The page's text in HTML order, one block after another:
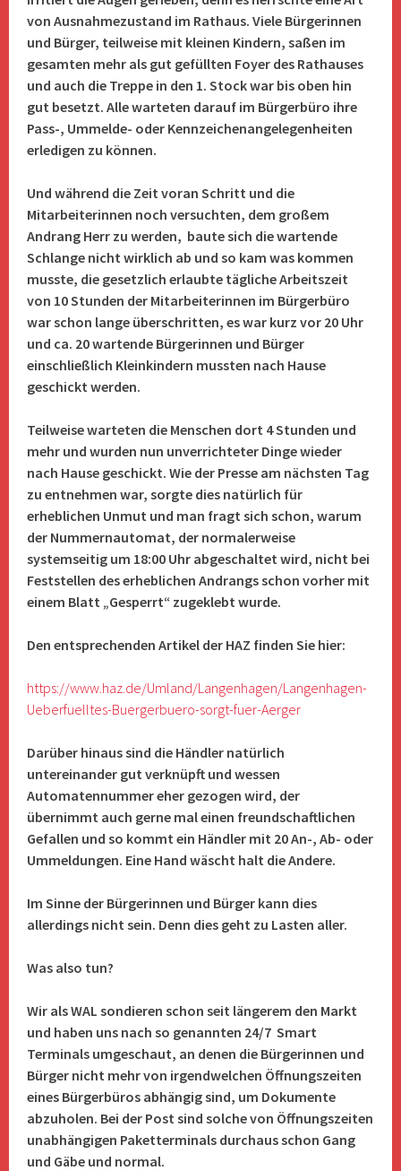
von Ausnahmezustand im Rathaus. Viele Bürgerinnen
und Bürger, teilweise mit kleinen Kindern, saßen im
gesamten mehr als gut gefüllten Foyer des Rathauses
und auch die Treppe in den 1. Stock war bis oben hin
gut besetzt. Alle warteten darauf im Bürgerbüro ihre
Pass-, Ummelde- oder Kennzeichenangelegenheiten
erledigen zu können.
Und während die Zeit voran Schritt und die
Mitarbeiterinnen noch versuchten, dem großem
Andrang Herr zu werden, baute sich die wartende
Schlange nicht wirklich ab und so kam was kommen
musste, die gesetzlich erlaubte tägliche Arbeitszeit
von 10 Stunden der Mitarbeiterinnen im Bürgerbüro
war schon lange überschritten, es war kurz vor 20 Uhr
und ca. 20 wartende Bürgerinnen und Bürger
einschließlich Kleinkindern mussten nach Hause
geschickt werden.
Teilweise warteten die Menschen dort 4 Stunden und
mehr und wurden nun unverrichteter Dinge wieder
nach Hause geschickt. Wie der Presse am nächsten Tag
zu entnehmen war, sorgte dies natürlich für
erheblichen Unmut und man fragt sich schon, warum
der Nummernautomat, der normalerweise
systemseitig um 18:00 Uhr abgeschaltet wird, nicht bei
Feststellen des erheblichen Andrangs schon vorher mit
einem Blatt „Gesperrt“ zugeklebt wurde.
Den entsprechenden Artikel der HAZ finden Sie hier:
https://www.haz.de/Umland/Langenhagen/Langenhagen-
Ueberfuelltes-Buergerbuero-sorgt-fuer-Aerger
Darüber hinaus sind die Händler natürlich
untereinander gut verknüpft und wessen
Automatennummer eher gezogen wird, der
übernimmt auch gerne mal einen freundschaftlichen
Gefallen und so kommt ein Händler mit 20 An-, Ab- oder
Ummeldungen. Eine Hand wäscht halt die Andere.
Im Sinne der Bürgerinnen und Bürger kann dies
allerdings nicht sein. Denn dies geht zu Lasten aller.
Was also tun?
Wir als WAL sondieren schon seit längerem den Markt
und haben uns nach so genannten 24/7 Smart
Terminals umgeschaut, an denen die Bürgerinnen und
Bürger nicht mehr von irgendwelchen Öffnungszeiten
eines Bürgerbüros abhängig sind, um Dokumente
abzuholen. Bei der Post sind solche von Öffnungszeiten
unabhängigen Paketterminals durchaus schon Gang
und Gäbe und normal.